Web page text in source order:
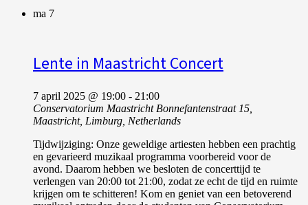
ma 7
Lente in Maastricht Concert
7 april 2025 @ 19:00 - 21:00
Conservatorium Maastricht Bonnefantenstraat 15,
Maastricht, Limburg, Netherlands
Tijdwijziging: Onze geweldige artiesten hebben een prachtig
en gevarieerd muzikaal programma voorbereid voor de
avond. Daarom hebben we besloten de concerttijd te
verlengen van 20:00 tot 21:00, zodat ze echt de tijd en ruimte
krijgen om te schitteren! Kom en geniet van een betoverend